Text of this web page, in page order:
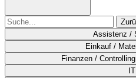
Assistenz /
Einkauf /
Finanzen /
IT